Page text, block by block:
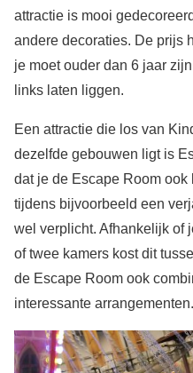
attractie is mooi
andere decoraties. De prijs
je moet ouder dan 6 jaar
links laten liggen.
Een attractie die los van
dezelfde gebouwen ligt is
dat je de Escape Room
tijdens bijvoorbeeld een
wel verplicht. Afhankelijk of
of twee kamers kost dit
de Escape Room ook
interessante arrangementen.